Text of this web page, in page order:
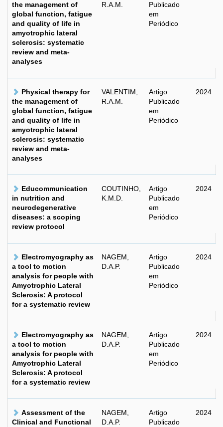
the management of
global function, fatigue
and quality of life in
amyotrophic lateral
sclerosis: systematic
review and meta-
analyses
R.A.M.
Publicado
em
Periódico
Physical therapy for
the management of
global function, fatigue
and quality of life in
amyotrophic lateral
sclerosis: systematic
review and meta-
analyses
VALENTIM,
R.A.M.
Artigo
Publicado
em
Periódico
2024
Educommunication
in nutrition and
neurodegenerative
diseases: a scoping
review protocol
COUTINHO,
K.M.D.
Artigo
Publicado
em
Periódico
2024
Electromyography as
a tool to motion
analysis for people with
Amyotrophic Lateral
Sclerosis: A protocol
for a systematic review
NAGEM,
D.A.P.
Artigo
Publicado
em
Periódico
2024
Electromyography as
a tool to motion
analysis for people with
Amyotrophic Lateral
Sclerosis: A protocol
for a systematic review
NAGEM,
D.A.P.
Artigo
Publicado
em
Periódico
2024
Assessment of the
Clinical and Functional
NAGEM,
D.A.P.
Artigo
Publicado
2024